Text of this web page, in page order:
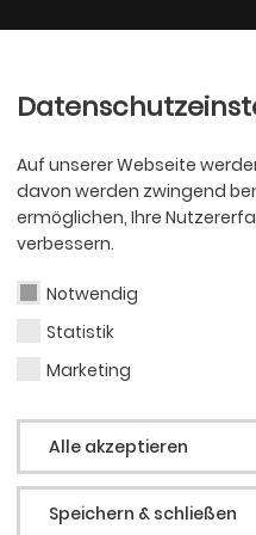
Auf unserer Webseite
davon werden zwingend
ermöglichen, Ihre
verbessern.
Notwendig
Statistik
Marketing
Alle akzeptieren
Speichern & schließen